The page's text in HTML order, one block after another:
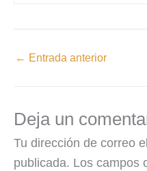
← Entrada anterior
Deja un
Tu dirección de correo
publicada. Los campos